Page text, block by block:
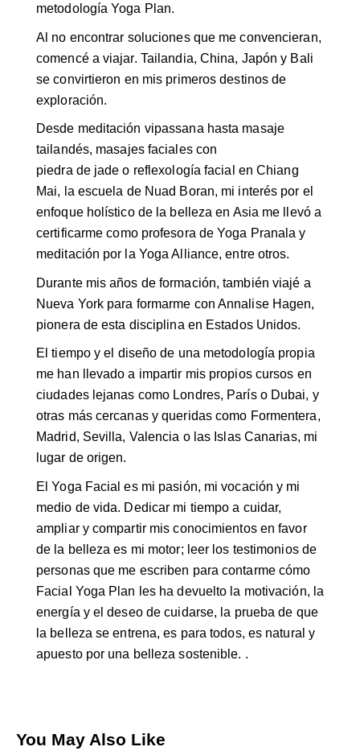
metodología Yoga Plan.
Al no encontrar soluciones que me convencieran,
comencé a viajar. Tailandia, China, Japón y Bali
se convirtieron en mis primeros destinos de
exploración.
Desde meditación vipassana hasta masaje
tailandés, masajes faciales con
piedra de jade o reflexología facial en Chiang
Mai, la escuela de Nuad Boran, mi interés por el
enfoque holístico de la belleza en Asia me llevó a
certificarme como profesora de Yoga Pranala y
meditación por la Yoga Alliance, entre otros.
Durante mis años de formación, también viajé a
Nueva York para formarme con Annalise Hagen,
pionera de esta disciplina en Estados Unidos.
El tiempo y el diseño de una metodología propia
me han llevado a impartir mis propios cursos en
ciudades lejanas como Londres, París o Dubai, y
otras más cercanas y queridas como Formentera,
Madrid, Sevilla, Valencia o las Islas Canarias, mi
lugar de origen.
El Yoga Facial es mi pasión, mi vocación y mi
medio de vida. Dedicar mi tiempo a cuidar,
ampliar y compartir mis conocimientos en favor
de la belleza es mi motor; leer los testimonios de
personas que me escriben para contarme cómo
Facial Yoga Plan les ha devuelto la motivación, la
energía y el deseo de cuidarse, la prueba de que
la belleza se entrena, es para todos, es natural y
apuesto por una belleza sostenible. .
You May Also Like